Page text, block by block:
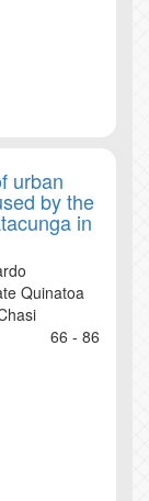
urban
by the
in
Quinatoa
66 - 86